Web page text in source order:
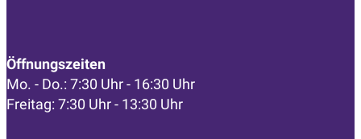
Öffnungszeiten
Mo. - Do.: 7:30 Uhr - 16:30 Uhr
Freitag: 7:30 Uhr - 13:30 Uhr